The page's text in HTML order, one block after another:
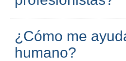
¿Cómo me
humano?